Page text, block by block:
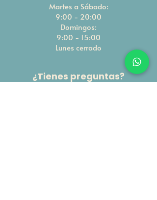
Martes a Sábado:
9:00 - 20:00
Domingos:
9:00 - 15:00
Lunes cerrado
¿Tienes preguntas?